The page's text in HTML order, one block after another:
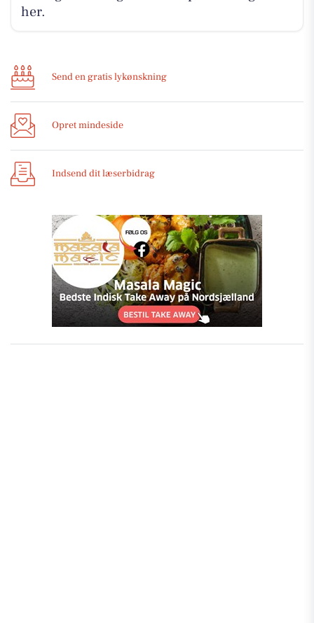
her.
Send en gratis lykønskning
Opret mindeside
Indsend dit læserbidrag